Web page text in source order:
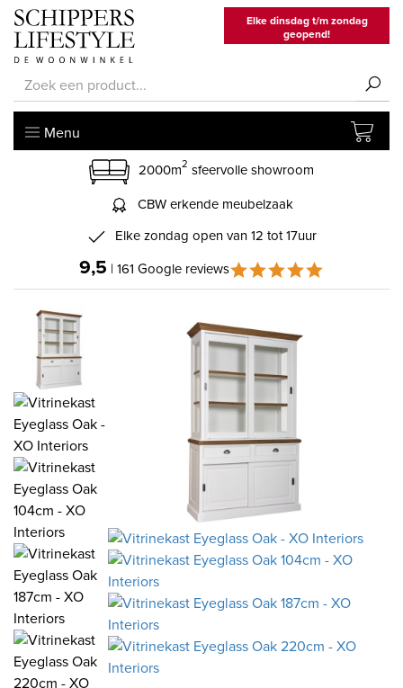
Elke dinsdag t/m zondag
geopend!
Menu
2000m2 sfeervolle showroom
CBW erkende meubelzaak
Elke zondag open van 12 tot 17uur
9,5 | 161 Google reviews